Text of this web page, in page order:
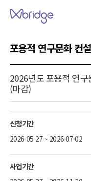
포용적 연구문화 컨
2026년도 포용적 연
(마감)
신청기간
2026-05-27 ~ 2026-07-02
사업기간